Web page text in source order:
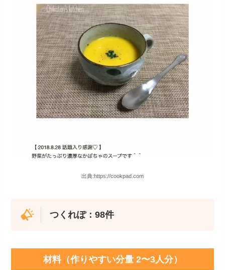
出典:https://cookpad.com
つくれぽ：98件
材料（作りやすい分量 2〜3人分）